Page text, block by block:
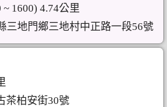
~ 1600) 4.74公里
三地門鄉三地村中正路一段56號
茶柏安街30號